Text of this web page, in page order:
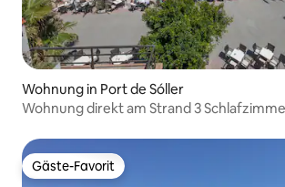
Wohnung in Port de Sóller
Wohnung direkt am Strand 3
Gäste-Favorit
Gäste-Favorit